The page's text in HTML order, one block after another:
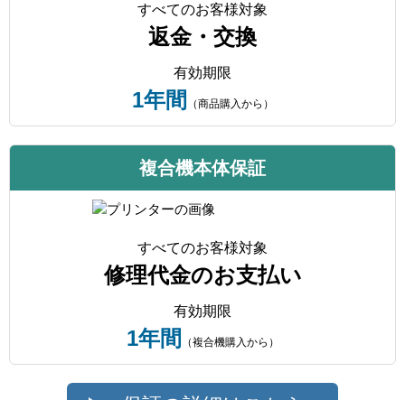
すべてのお客様対象
返金・交換
有効期限
1年間 （商品購入から）
複合機本体保証
すべてのお客様対象
修理代金のお支払い
有効期限
1年間 （複合機購入から）